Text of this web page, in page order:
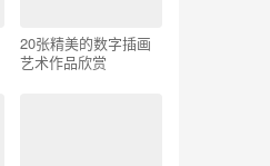
20张精美的数字插画
艺术作品欣赏